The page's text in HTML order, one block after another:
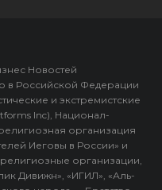
Новостей
в Российской Федерации
и экстремистские
Inc), Национал-
организация
Иеговы в России» и
организации,
Дивижн», «ИГИЛ», «Аль-